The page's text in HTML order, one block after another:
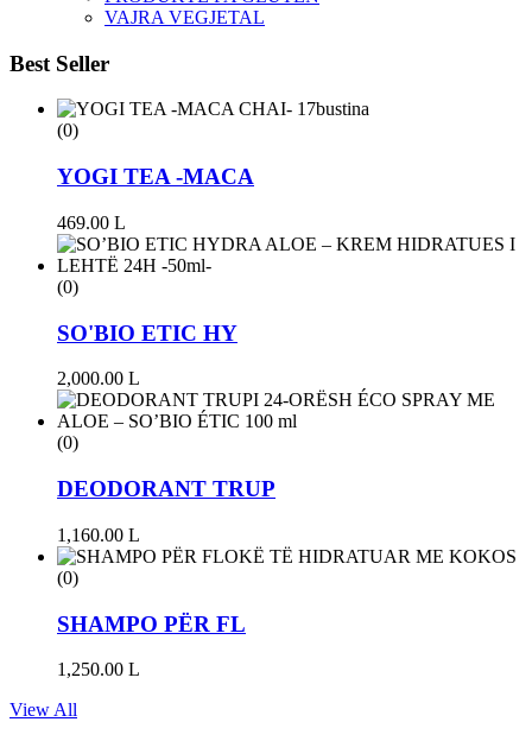
VAJRA VEGJETAL
Best Seller
(0)
YOGI TEA -MACA
469.00 L
(0)
SO'BIO ETIC HY
2,000.00 L
(0)
DEODORANT TRUP
1,160.00 L
(0)
SHAMPO PËR FL
1,250.00 L
View All